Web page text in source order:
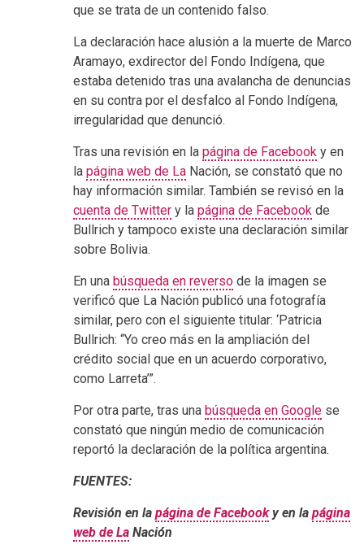
que se trata de un contenido falso.
La declaración hace alusión a la muerte de Marco
Aramayo, exdirector del Fondo Indígena, que
estaba detenido tras una avalancha de denuncias
en su contra por el desfalco al Fondo Indígena,
irregularidad que denunció.
Tras una revisión en la página de Facebook y en
la página web de La Nación, se constató que no
hay información similar. También se revisó en la
cuenta de Twitter y la página de Facebook de
Bullrich y tampoco existe una declaración similar
sobre Bolivia.
En una búsqueda en reverso de la imagen se
verificó que La Nación publicó una fotografía
similar, pero con el siguiente titular: ‘Patricia
Bullrich: “Yo creo más en la ampliación del
crédito social que en un acuerdo corporativo,
como Larreta’”.
Por otra parte, tras una búsqueda en Google se
constató que ningún medio de comunicación
reportó la declaración de la política argentina.
FUENTES:
Revisión en la página de Facebooky en la página
web de La Nación